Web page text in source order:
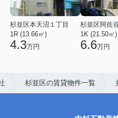
杉並区本天沼１丁目
1R (13.66㎡)
4.3万円
杉並区阿佐
1K (21.50㎡)
6.6万円
杉並区の賃貸物件一覧